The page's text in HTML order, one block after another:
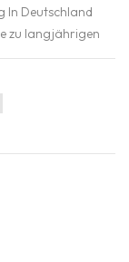
In Deutschland
zu langjährigen
aus der
der gesamten
EPC-Untern...